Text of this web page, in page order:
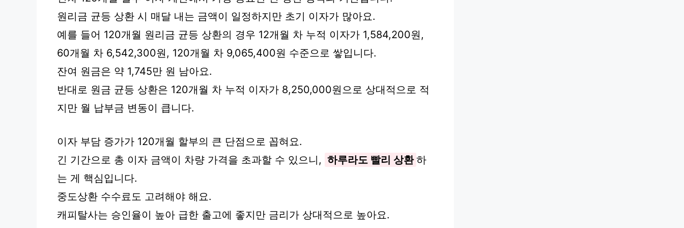
원리금 균등 상환 시 매달 내는 금액이 일정하지만 초기 이자가 많아요.
예를 들어 120개월 원리금 균등 상환의 경우 12개월 차 누적 이자가 1,584,200원,
60개월 차 6,542,300원, 120개월 차 9,065,400원 수준으로 쌓입니다.
잔여 원금은 약 1,745만 원 남아요.
반대로 원금 균등 상환은 120개월 차 누적 이자가 8,250,000원으로 상대적으로 적
지만 월 납부금 변동이 큽니다.
이자 부담 증가가 120개월 할부의 큰 단점으로 꼽혀요.
긴 기간으로 총 이자 금액이 차량 가격을 초과할 수 있으니, 하루라도 빨리 상환 하
는 게 핵심입니다.
중도상환 수수료도 고려해야 해요.
캐피탈사는 승인율이 높아 급한 출고에 좋지만 금리가 상대적으로 높아요.